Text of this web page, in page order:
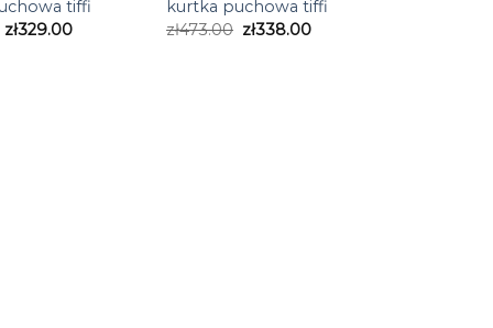
tiffi
zł329.00
kurtka puchowa tiffi
zł473.00 zł338.00